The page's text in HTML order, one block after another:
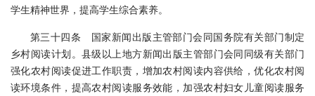
学生精神世界，提高学生综合素养。
第三十四条 国家新闻出版主管部门会同国务院有关部门制定
乡村阅读计划。县级以上地方新闻出版主管部门会同同级有关部门
强化农村阅读促进工作职责，增加农村阅读内容供给，优化农村阅
读环境条件，提高农村阅读服务效能，加强农村妇女儿童阅读服务